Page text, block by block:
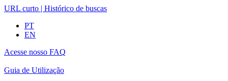
URL curto | Histórico de buscas
PT
EN
Acesse nosso FAQ
Guia de Utilização